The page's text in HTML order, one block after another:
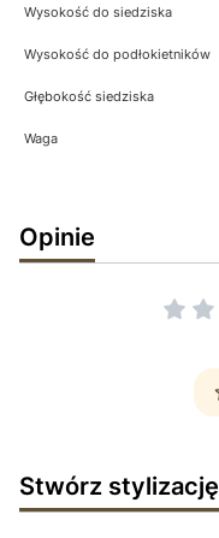
Wysokość do siedziska
Wysokość do podłokietników
Głębokość siedziska
Waga
Opinie
Stwórz stylizację